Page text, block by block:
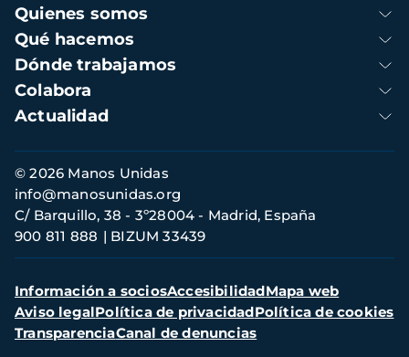
Navegación
principal
Quienes somos
Qué hacemos
Dónde trabajamos
Colabora
Actualidad
Información
de
contacto
© 2026 Manos Unidas
C/ Barquillo, 38 - 3º28004 - Madrid, España
900 811 888
BIZUM 33439
info@manosunidas.org
Menú
secundario
Información a sociosAccesibilidadMapa web
Aviso legalPolítica de privacidadPolítica de cookies
TransparenciaCanal de denuncias